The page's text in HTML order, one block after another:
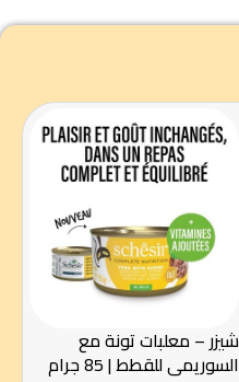
شيزر – معلبات تونة مع
السوريمي للقطط | 85 جرام